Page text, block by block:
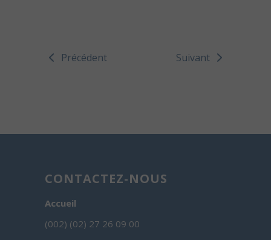
Précédent Suivant
CONTACTEZ-NOUS
Accueil
(002) (02) 27 26 09 00